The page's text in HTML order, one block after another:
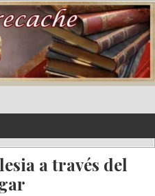
a través del